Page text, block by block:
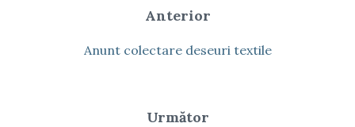
Anterior
Anunt colectare deseuri textile
Următor